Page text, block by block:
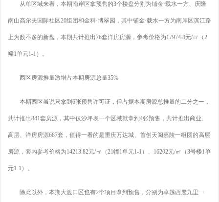
从单区域来看，本期南岸区拿预售的3个楼盘分别为铺金·载水一方、庆隆
南山高尔夫国际社区20组团和金科·博翠园，其中铺金·载水一方为南岸区滨江路
上为数不多的新盘，本期共计推出76套洋房房源，参考价格为17974.8元/㎡（2
幢1单元1-1）。
西区房源推量激增占本期房源总量35%
本期西区虽说只拿到6张预售许可证，但占据本期房源总推量的二分之一，
共计推出841套房源，其中仅沙坪坝一个区域就拿到4张预售，共计推出商业、
高层、洋房房源687套，值得一看的是重庆万达城、首创天阅嘉陵一组团的高层
房源，套内参考价格为14213.82元/㎡（21幢1单元1-1）、16202元/㎡（3号楼1单
元1-1）。
除此以外，本期大渡口区也有2个项目拿到预售，分别为卓越西麓九里一